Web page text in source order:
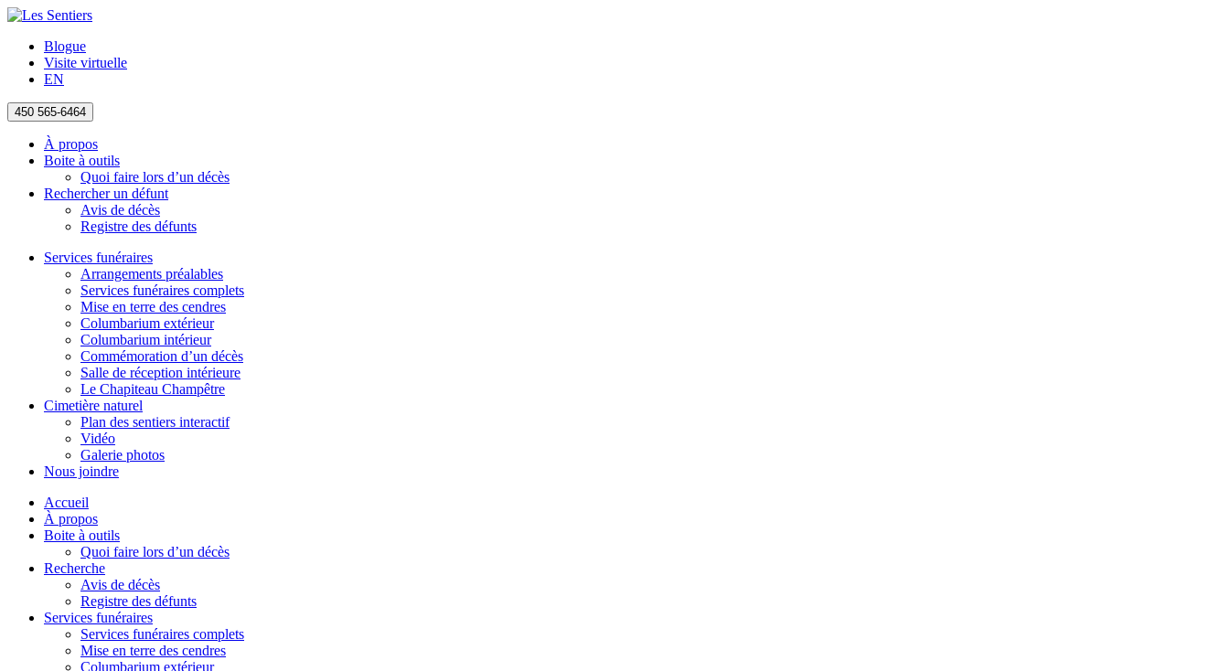
Blogue
Visite virtuelle
EN
450 565-6464
À propos
Boite à outils
Quoi faire lors d’un décès
Rechercher un défunt
Avis de décès
Registre des défunts
Services funéraires
Arrangements préalables
Services funéraires complets
Mise en terre des cendres
Columbarium extérieur
Columbarium intérieur
Commémoration d’un décès
Salle de réception intérieure
Le Chapiteau Champêtre
Cimetière naturel
Plan des sentiers interactif
Vidéo
Galerie photos
Nous joindre
Accueil
À propos
Boite à outils
Quoi faire lors d’un décès
Recherche
Avis de décès
Registre des défunts
Services funéraires
Services funéraires complets
Mise en terre des cendres
Columbarium extérieur